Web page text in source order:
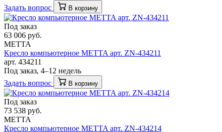
Задать вопрос В корзину
Под заказ
63 006 руб.
METTA
Кресло компьютерное METTA арт. ZN-434211
арт. 434211
Под заказ, 4–12 недель
Задать вопрос
В корзину
Под заказ
73 538 руб.
METTA
Кресло компьютерное METTA арт. ZN-434214